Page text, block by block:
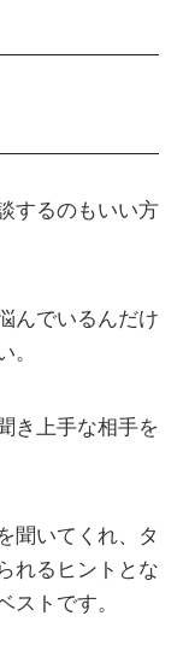
するのもいい方
んでいるんだけ
。
き上手な相手を
聞いてくれ、タ
れるヒントとな
ストです。